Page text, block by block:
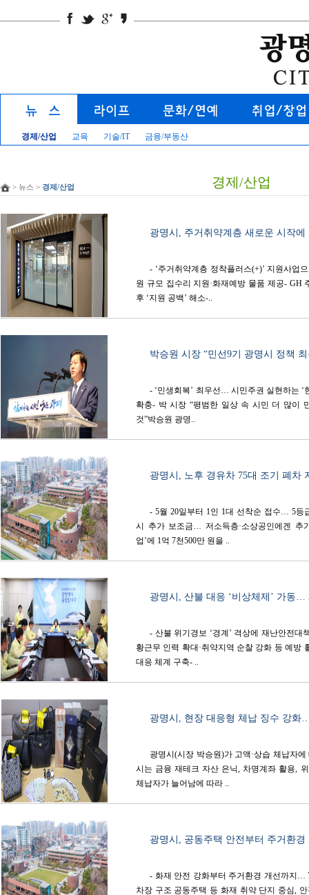
경제/산업 교육 기술/IT 금융/부동산
경제/산업
> 뉴스 > 경제/산업
광명시, 주거취약계층 새로운 시작에
- ‘주거취약계층 정착플러스(+)’ 지원사업
원 규모 집수리 지원·화재예방 물품 제공-
후 ‘지원 공백’ 해소-..
박승원 시장 “민선9기 광명시 정책
- ‘민생회복’ 최우선… 시민주권 실현하는 ‘
확충- 박 시장 “평범한 일상 속 시민 더 많이
것”박승원 광명..
광명시, 노후 경유차 75대 조기 폐차
- 5월 20일부터 1인 1대 선착순 접수… 5등
시 추가 보조금… 저소득층·소상공인에겐 추
업’에 1억 7천500만 원을 ..
광명시, 산불 대응 ‘비상체제’ 가동…
- 산불 위기경보 ‘경계’ 격상에 재난안전
황근무 인력 확대·취약지역 순찰 강화 등 예방
대응 체계 구축- ..
광명시, 현장 대응형 체납 징수 강화
광명시(시장 박승원)가 고액·상습 체납자
시는 금융 재테크 자산 은닉, 차명계좌 활용,
체납자가 늘어남에 따라 ..
광명시, 공동주택 안전부터 주거환
- 화재 안전 강화부터 주거환경 개선까지…
차장 구조 공동주택 등 화재 취약 단지 중심,